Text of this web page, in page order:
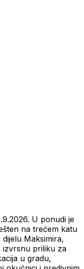
U ponudi je
na trećem katu
Maksimira,
izvrsnu priliku za
u gradu,